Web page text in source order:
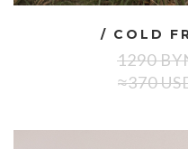
/ COLD
1290
≈370